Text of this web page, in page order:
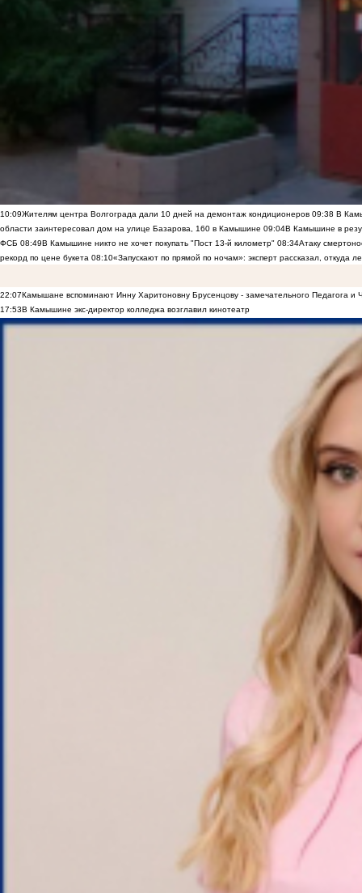
10:09Жителям центра Волгограда дали 10 дней на демонтаж кондиционеров 09:38 В
области заинтересовал дом на улице Базарова, 160 в Камышине 09:04В Камышине в
ФСБ 08:49В Камышине никто не хочет покупать "Пост 13-й километр" 08:34Атаку
рекорд по цене букета 08:10«Запускают по прямой по ночам»: эксперт рассказал, откуда
22:07Камышане вспоминают Инну Харитоновну Брусенцову - замечательного Педагога и
17:53В Камышине экс-директор колледжа возглавил кинотеатр